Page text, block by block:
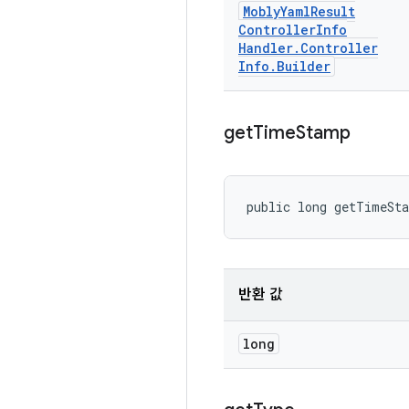
MoblyYamlResult
ControllerInfo
Handler. Controller
Info . Builder
getTimeStamp
public long
반환 값
long